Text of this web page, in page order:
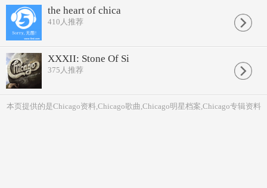
the heart of chica
410 人推荐
XXXII: Stone Of Si
375 人推荐
本页提供的是Chicago资料,Chicago歌曲,Chicago明星档案,Chicago专辑资料